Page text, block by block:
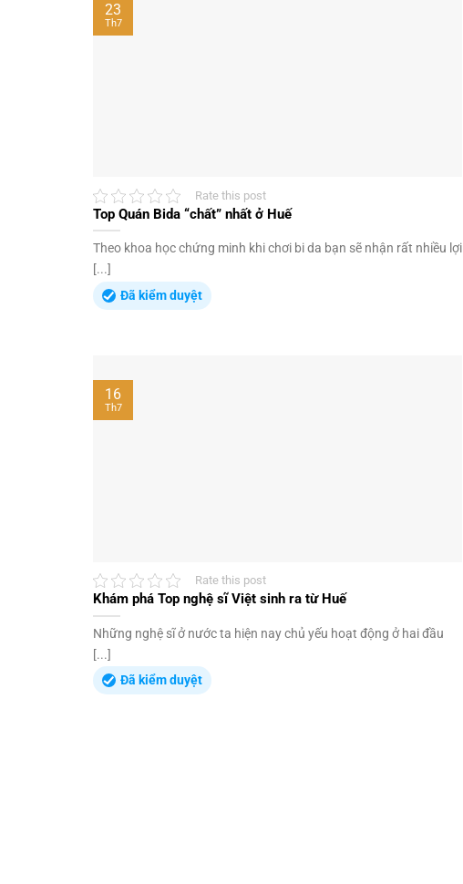
Rate this post
Top Quán Bida “chất” nhất ở Huế
Theo khoa học chứng minh khi chơi bi da bạn sẽ nhận rất nhiều lợi
[...]
Đã kiểm duyệt
23
Th7
Rate this post
Khám phá Top nghệ sĩ Việt sinh ra từ Huế
Những nghệ sĩ ở nước ta hiện nay chủ yếu hoạt động ở hai đầu
[...]
Đã kiểm duyệt
16
Th7